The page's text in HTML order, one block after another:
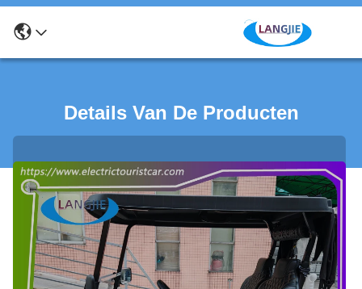
Details Van De Producten